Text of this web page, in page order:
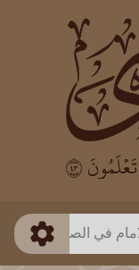
طريقة البحث
ذكي